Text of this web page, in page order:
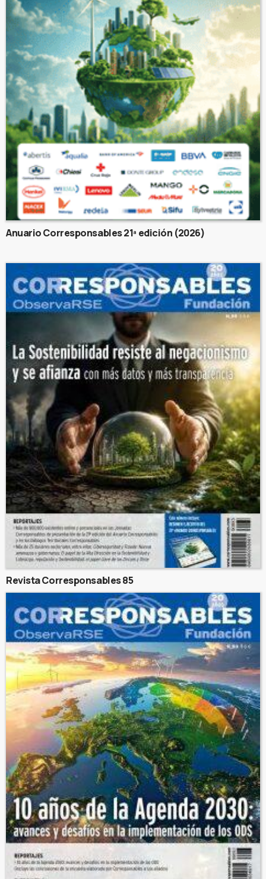
Anuario Corresponsables 21ª edición (2026)
Revista Corresponsables 85